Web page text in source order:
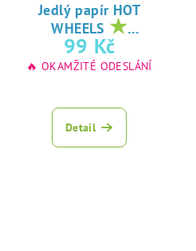
Jedlý papír HOT
WHEELS ★
oblíbený tisk na
jedlý papír
99 Kč
🔥 OKAMŽITÉ ODESLÁNÍ
Detail